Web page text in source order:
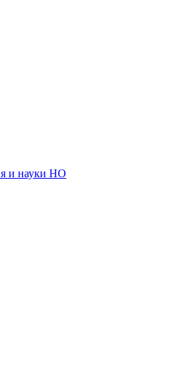
и науки НО